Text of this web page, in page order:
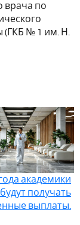
врача по
№ 1 им. Н.
академики
получать
выплаты.